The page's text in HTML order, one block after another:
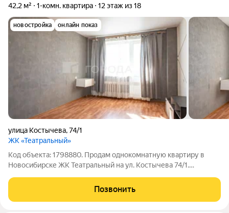
42,2 м² 1-комн. квартира 12 этаж из 18
новостройка онлайн показ
улица Костычева,74/1
ЖК «Театральный»
Код объекта: 1798880. Продам однокомнатную квартиру в
Новосибирске ЖК Театральный на ул. Костычева 74/1.
великолепный панорамы! Удобное расположение , отличная
транспортная развязка. Остановки
Позвонить